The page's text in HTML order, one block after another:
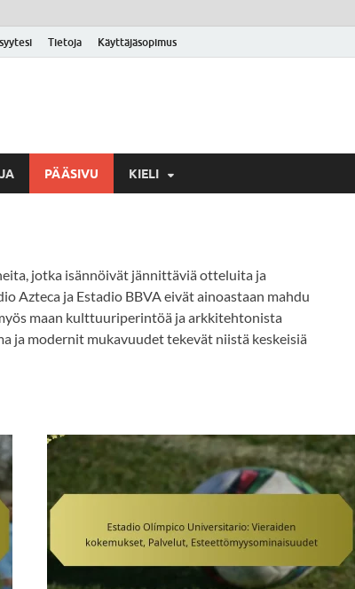
Tietoja Käyttäjäsopimus
PÄÄSIVU KIELI
jotka isännöivät jännittäviä otteluita ja
Azteca ja Estadio BBVA eivät ainoastaan mahdu
maan kulttuuriperintöä ja arkkitehtonista
ja modernit mukavuudet tekevät niistä keskeisiä